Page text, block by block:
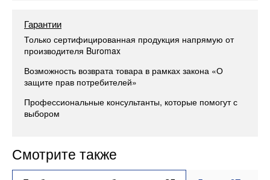
Гарантии
Только сертифицированная продукция напрямую от
производителя Buromax
Возможность возврата товара в рамках закона «О
защите прав потребителей»
Профессиональные консультанты, которые помогут с
выбором
Смотрите также